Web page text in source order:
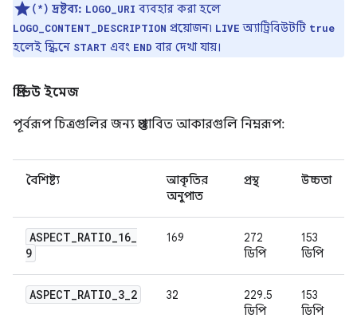
(*) দ্রষ্টব্য: LOGO_URI ব্যবহার করা হলে
LOGO_CONTENT_DESCRIPTION প্রয়োজন৷ LIVE অ্যাট্রিবিউটটি true
হলেই স্ক্রিনে START এবং END বার দেখা যায়।
প্রিভিউ ইমেজ
পূর্বরূপ চিত্রগুলির জন্য প্রস্তাবিত আকারগুলি নিম্নরূপ:
বৈশিষ্ট্য
আকৃতির
অনুপাত
প্রস্থ উচ্চতা
ASPECT_RATIO_16_
9
16:9
272
ডিপি
153
ডিপি
ASPECT_RATIO_3_2 3:2
229.5
ডিপি
153
ডিপি